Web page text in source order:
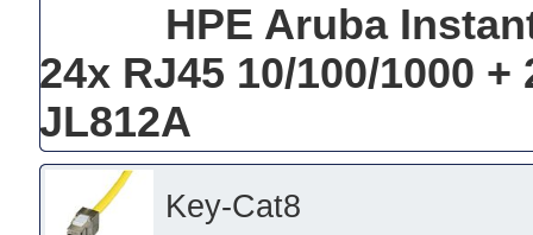
HPE Aruba
24x RJ45 10/100/1000
JL812A
Key-Cat8